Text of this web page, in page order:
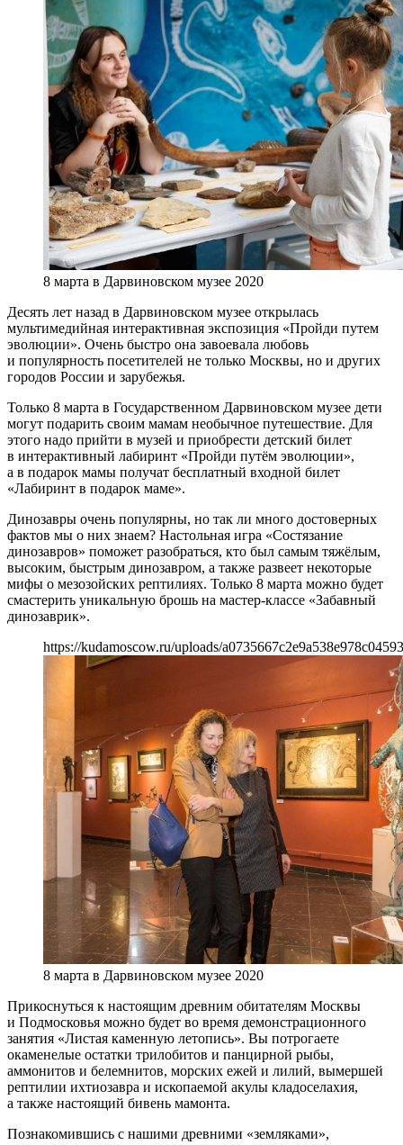
8 марта в Дарвиновском музее 2020
Десять лет назад в Дарвиновском музее открылась
мультимедийная интерактивная экспозиция «Пройди путем
эволюции». Очень быстро она завоевала любовь
и популярность посетителей не только Москвы, но и других
городов России и зарубежья.
Только 8 марта в Государственном Дарвиновском музее дети
могут подарить своим мамам необычное путешествие. Для
этого надо прийти в музей и приобрести детский билет
в интерактивный лабиринт «Пройди путём эволюции»,
а в подарок мамы получат бесплатный входной билет
«Лабиринт в подарок маме».
Динозавры очень популярны, но так ли много достоверных
фактов мы о них знаем? Настольная игра «Состязание
динозавров» поможет разобраться, кто был самым тяжёлым,
высоким, быстрым динозавром, а также развеет некоторые
мифы о мезозойских рептилиях. Только 8 марта можно будет
смастерить уникальную брошь на мастер-классе «Забавный
динозаврик».
https://kudamoscow.ru/uploads/
8 марта в Дарвиновском музее 2020
Прикоснуться к настоящим древним обитателям Москвы
и Подмосковья можно будет во время демонстрационного
занятия «Листая каменную летопись». Вы потрогаете
окаменелые остатки трилобитов и панцирной рыбы,
аммонитов и белемнитов, морских ежей и лилий, вымершей
рептилии ихтиозавра и ископаемой акулы кладоселахия,
а также настоящий бивень мамонта.
Познакомившись с нашими древними «земляками»,